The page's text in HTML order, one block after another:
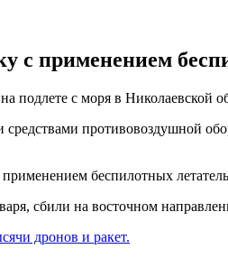
с применением
подлете с моря в Николаевской
средствами противовоздушной
беспилотных
сбили на восточном
дронов и ракет.